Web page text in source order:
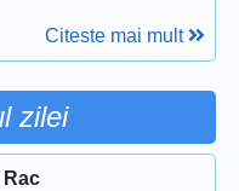
Citeste mai mult
zilei
Rac